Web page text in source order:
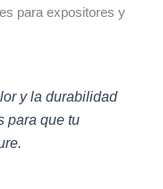
para expositores y
y la durabilidad
para que tu